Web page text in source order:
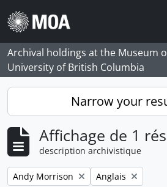
Skip to main content
Archival holdings at the Museum
University of British Columbia
Narrow your
Affichage de 1
description archivistique
Remove filter:
Andy Morrison Remove filter:
Anglais